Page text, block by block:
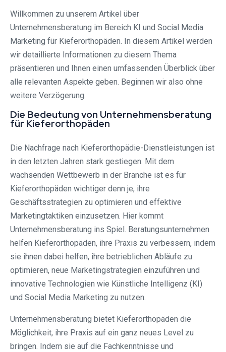
Willkommen zu unserem Artikel über
Unternehmensberatung im Bereich KI und Social Media
Marketing für Kieferorthopäden. In diesem Artikel werden
wir detaillierte Informationen zu diesem Thema
präsentieren und Ihnen einen umfassenden Überblick über
alle relevanten Aspekte geben. Beginnen wir also ohne
weitere Verzögerung.
Die Bedeutung von Unternehmensberatung
für Kieferorthopäden
Die Nachfrage nach Kieferorthopädie-Dienstleistungen ist
in den letzten Jahren stark gestiegen. Mit dem
wachsenden Wettbewerb in der Branche ist es für
Kieferorthopäden wichtiger denn je, ihre
Geschäftsstrategien zu optimieren und effektive
Marketingtaktiken einzusetzen. Hier kommt
Unternehmensberatung ins Spiel. Beratungsunternehmen
helfen Kieferorthopäden, ihre Praxis zu verbessern, indem
sie ihnen dabei helfen, ihre betrieblichen Abläufe zu
optimieren, neue Marketingstrategien einzuführen und
innovative Technologien wie Künstliche Intelligenz (KI)
und Social Media Marketing zu nutzen.
Unternehmensberatung bietet Kieferorthopäden die
Möglichkeit, ihre Praxis auf ein ganz neues Level zu
bringen. Indem sie auf die Fachkenntnisse und